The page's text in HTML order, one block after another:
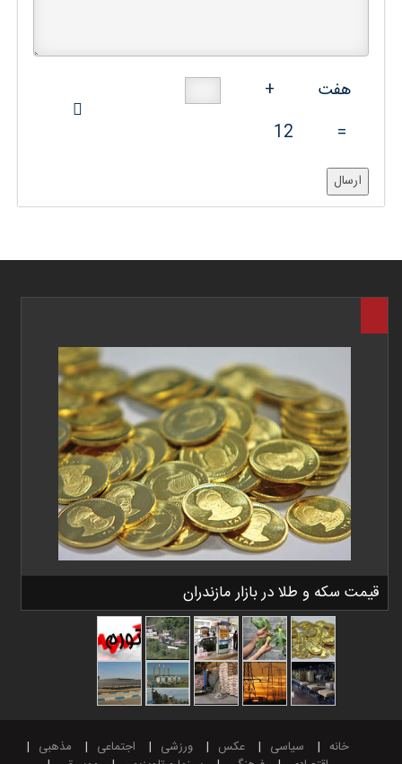
هفت
+
=
12
ارسال
قیمت سکه و طلا در بازار مازندران
خانه سیاسی عکس ورزشی اجتماعی
مذهبی